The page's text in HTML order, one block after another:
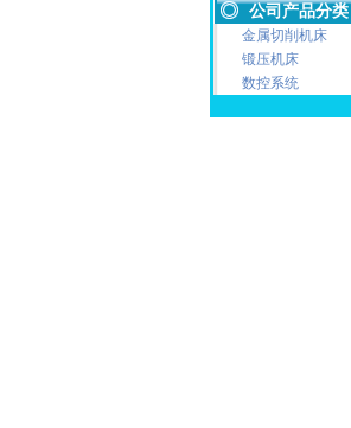
公司产品分类
金属切削机床
锻压机床
数控系统